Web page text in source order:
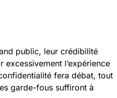
public, leur crédibilité
l’expérience
fera débat, tout
garde-fous suffiront à